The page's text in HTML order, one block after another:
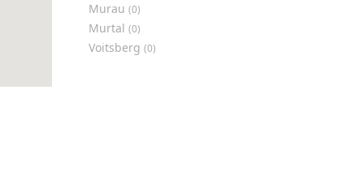
Murau (0)
Murtal (0)
Voitsberg (0)